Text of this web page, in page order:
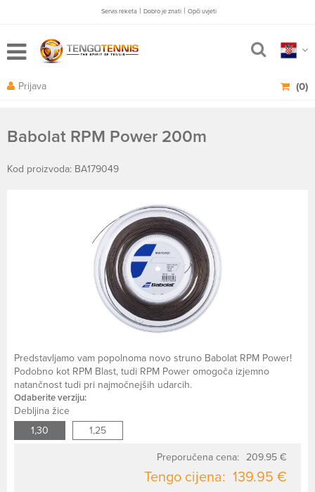
Servis reketa | Dobro je znati | Opči uvjeti
(0)
Prijava
Babolat RPM Power 200m
Kod proizvoda: BA179049
Predstavljamo vam popolnoma novo struno Babolat RPM Power!
Podobno kot RPM Blast, tudi RPM Power omogoča izjemno
natančnost tudi pri najmočnejših udarcih.
Odaberite verziju:
Debljina žice
1,30
1,25
Preporučena cena: 209.95 €
Tengo cijena: 139.95 €